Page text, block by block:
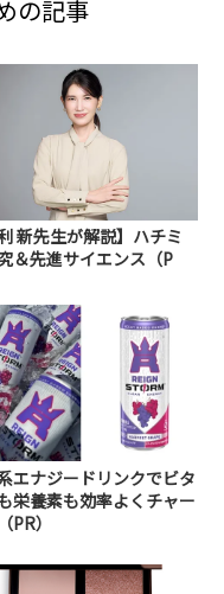
の記事
利 新先生が解説】ハチミ
＆先進サイエンス（P
エナジードリンクでビタ
栄養素も効率よくチャー
PR）